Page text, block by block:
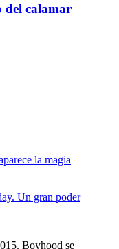
del calamar
la magia
Un gran poder
Boyhood se